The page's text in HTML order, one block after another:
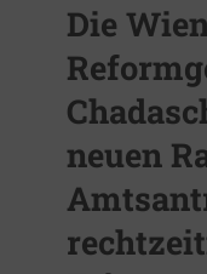
Die
neuen